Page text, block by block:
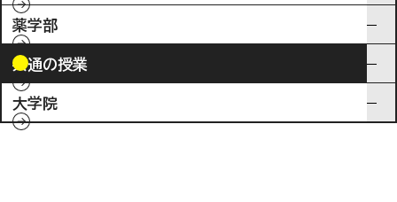
薬学部
共通の授業
大学院